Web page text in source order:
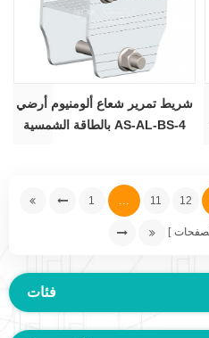
شريط تمرير شعاع ألومنيوم أرضي
بالطاقة الشمسية AS-AL-BS-4
1 ... 11 12
فئات